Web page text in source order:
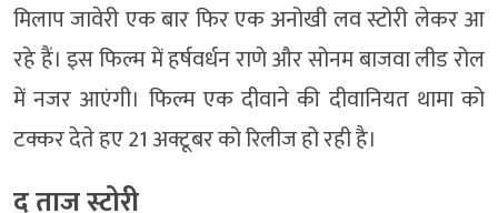
मिलाप जावेरी एक बार फिर एक अनोखी लव स्टोरी लेकर आ
रहे हैं। इस फिल्म में हर्षवर्धन राणे और सोनम बाजवा लीड रोल
में नजर आएंगी। फिल्म एक दीवाने की दीवानियत थामा को
टक्कर देते हए 21 अक्टूबर को रिलीज हो रही है।
द ताज स्टोरी